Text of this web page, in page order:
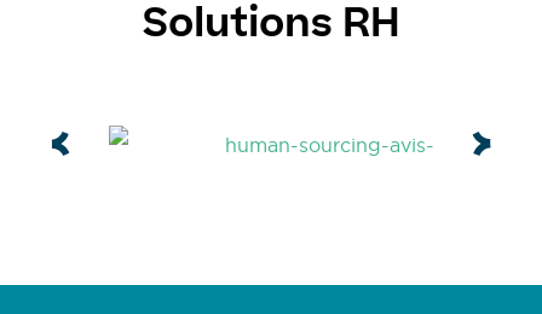
Solutions RH